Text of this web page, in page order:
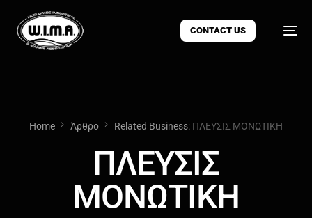
CONTACT US
Home Άρθρο Related Business: ΠΛΕΥΣΙΣ ΜΟΝΩΤΙΚΗ
ΠΛΕΥΣΙΣ
ΜΟΝΩΤΙΚΗ